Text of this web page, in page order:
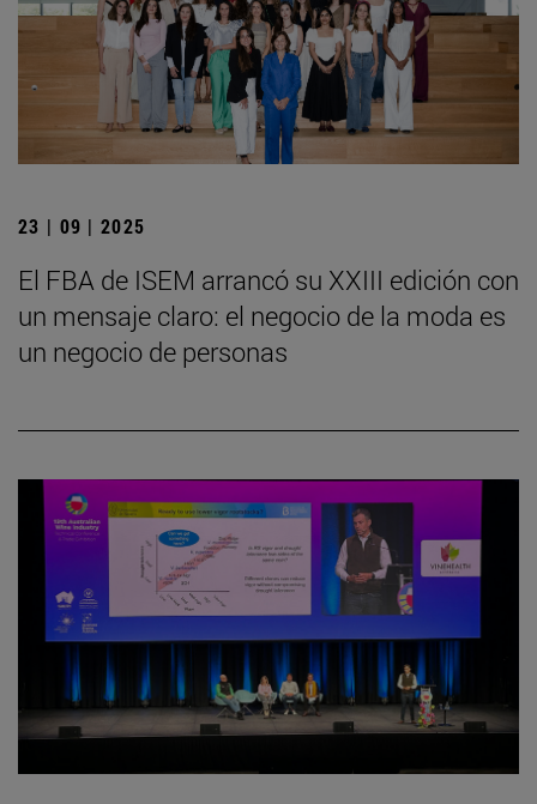
23 | 09 | 2025
El FBA de ISEM arrancó su XXIII edición con
un mensaje claro: el negocio de la moda es
un negocio de personas